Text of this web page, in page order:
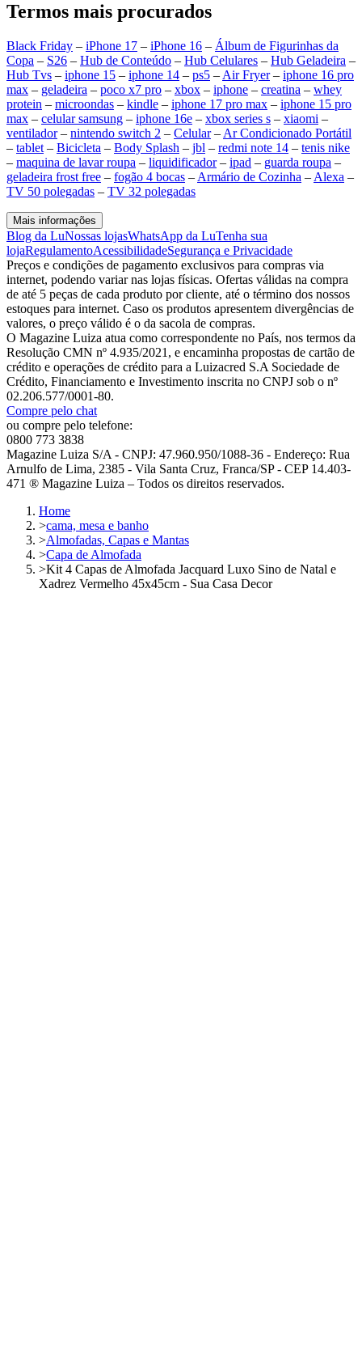
Termos mais procurados
Black Friday – iPhone 17 – iPhone 16 – Álbum de Figurinhas da
Copa – S26 – Hub de Conteúdo – Hub Celulares – Hub Geladeira –
Hub Tvs – iphone 15 – iphone 14 – ps5 – Air Fryer– iphone 16 pro
max – geladeira – poco x7 pro – xbox – iphone – creatina – whey
protein – microondas – kindle – iphone 17 pro max – iphone 15 pro
max – celular samsung – iphone 16e – xbox series s – xiaomi –
ventilador– nintendo switch 2 – Celular– Ar Condicionado Portátil
– tablet – Bicicleta – Body Splash – jbl – redmi note 14 – tenis nike
– maquina de lavar roupa – liquidificador– ipad – guarda roupa –
geladeira frost free – fogão 4 bocas – Armário de Cozinha – Alexa –
TV 50 polegadas – TV 32 polegadas
Mais informações
Blog da LuNossas lojasWhatsApp da LuTenha sua
lojaRegulamentoAcessibilidadeSegurança e Privacidade
Preços e condições de pagamento exclusivos para compras via
internet, podendo variar nas lojas físicas. Ofertas válidas na compra
de até 5 peças de cada produto por cliente, até o término dos nossos
estoques para internet. Caso os produtos apresentem divergências de
valores, o preço válido é o da sacola de compras.
O Magazine Luiza atua como correspondente no País, nos termos da
Resolução CMN nº 4.935/2021, e encaminha propostas de cartão de
crédito e operações de crédito para a Luizacred S.A Sociedade de
Crédito, Financiamento e Investimento inscrita no CNPJ sob o nº
02.206.577/0001-80.
Compre pelo chat
ou compre pelo telefone:
0800 773 3838
Magazine Luiza S/A - CNPJ: 47.960.950/1088-36 - Endereço: Rua
Arnulfo de Lima, 2385 - Vila Santa Cruz, Franca/SP - CEP 14.403-
471 ® Magazine Luiza – Todos os direitos reservados.
Home
>cama, mesa e banho
>Almofadas, Capas e Mantas
>Capa de Almofada
>Kit 4 Capas de Almofada Jacquard Luxo Sino de Natal e
Xadrez Vermelho 45x45cm - Sua Casa Decor